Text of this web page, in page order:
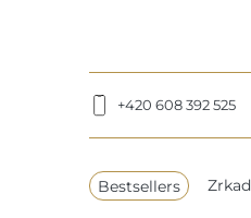
+420 608 392 525
Bestsellers